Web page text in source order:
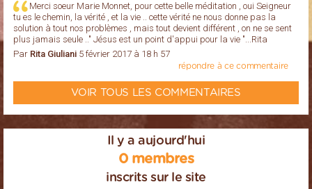
Merci soeur Marie Monnet, pour cette belle méditation , oui Seigneur
tu es le chemin, la vérité , et la vie .. cette vérité ne nous donne pas la
solution à tout nos problèmes , mais tout devient différent , on ne se sent
plus jamais seule .." Jésus est un point d'appui pour la vie "...Rita
Par Rita Giuliani 5 février 2017 à 18 h 57
répondre à ce commentaire
VOIR TOUS LES COMMENTAIRES
Il y a aujourd'hui
0 membres
inscrits sur le site